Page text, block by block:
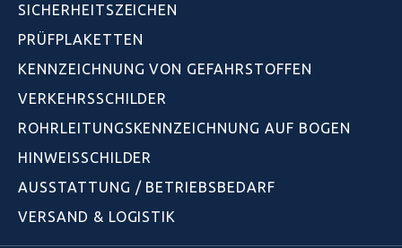
SICHERHEITSZEICHEN
PRÜFPLAKETTEN
KENNZEICHNUNG VON GEFAHRSTOFFEN
VERKEHRSSCHILDER
ROHRLEITUNGSKENNZEICHNUNG AUF BOGEN
HINWEISSCHILDER
AUSSTATTUNG / BETRIEBSBEDARF
VERSAND & LOGISTIK